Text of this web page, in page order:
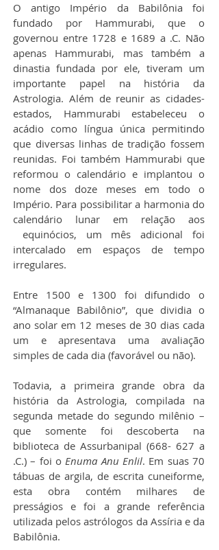
O antigo Império da Babilônia foi
fundado por Hammurabi, que o
governou entre 1728 e 1689 a .C. Não
apenas Hammurabi, mas também a
dinastia fundada por ele, tiveram um
importante papel na história da
Astrologia. Além de reunir as cidades-
estados, Hammurabi estabeleceu o
acádio como língua única permitindo
que diversas linhas de tradição fossem
reunidas. Foi também Hammurabi que
reformou o calendário e implantou o
nome dos doze meses em todo o
Império. Para possibilitar a harmonia do
calendário lunar em relação aos
equinócios, um mês adicional foi
intercalado em espaços de tempo
irregulares.
Entre 1500 e 1300 foi difundido o
“Almanaque Babilônio”, que dividia o
ano solar em 12 meses de 30 dias cada
um e apresentava uma avaliação
simples de cada dia (favorável ou não).
Todavia, a primeira grande obra da
história da Astrologia, compilada na
segunda metade do segundo milênio –
que somente foi descoberta na
biblioteca de Assurbanipal (668- 627 a
.C.) – foi o Enuma Anu Enlil. Em suas 70
tábuas de argila, de escrita cuneiforme,
esta obra contém milhares de
presságios e foi a grande referência
utilizada pelos astrólogos da Assíria e da
Babilônia.